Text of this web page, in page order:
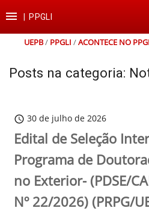
para
conteúdo
para
para
para
rodapé
 PPGLI
UEPB/ PPGLI /ACONTECE NO
Posts na categoria:
schedule 30 de julho de 2026
Edital de Seleção
Programa de
no Exterior- (PDSE/
Nº 22/2026) (PRPG/